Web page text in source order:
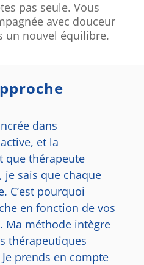
pas seule. Vous
avec douceur
un nouvel équilibre.
dans
et la
que thérapeute
je sais que chaque
C’est pourquoi
en fonction de vos
Ma méthode intègre
thérapeutiques
prends en compte